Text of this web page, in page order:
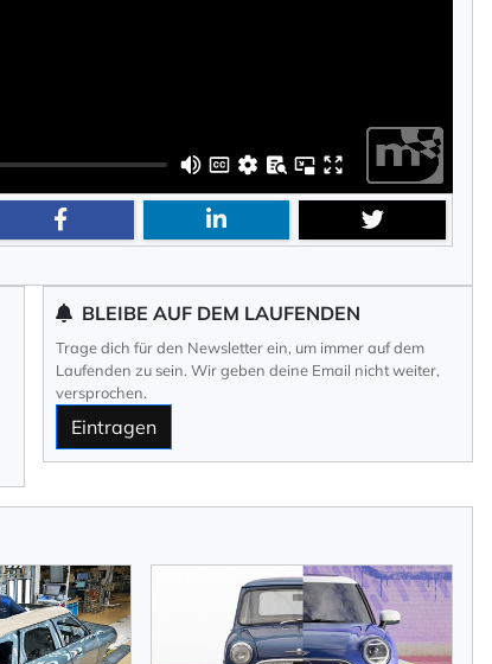
BLEIBE AUF DEM LAUFENDEN
Trage dich für den Newsletter ein, um immer auf dem
Laufenden zu sein. Wir geben deine Email nicht weiter,
versprochen.
Eintragen